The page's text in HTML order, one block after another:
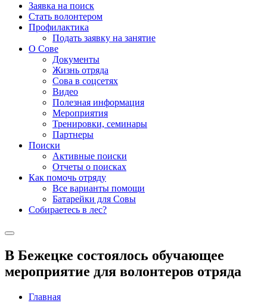
Заявка на поиск
Стать волонтером
Профилактика
Подать заявку на занятие
О Сове
Документы
Жизнь отряда
Сова в соцсетях
Видео
Полезная информация
Мероприятия
Тренировки, семинары
Партнеры
Поиски
Активные поиски
Отчеты о поисках
Как помочь отряду
Все варианты помощи
Батарейки для Совы
Собираетесь в лес?
В Бежецке состоялось обучающее
мероприятие для волонтеров отряда
Главная